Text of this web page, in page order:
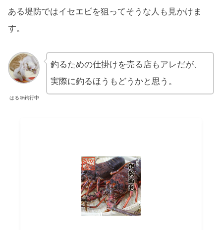
ある堤防ではイセエビを狙ってそうな人も見かけま
す。
はる＠釣行中
釣るための仕掛けを売る店もアレだが、
実際に釣るほうもどうかと思う。